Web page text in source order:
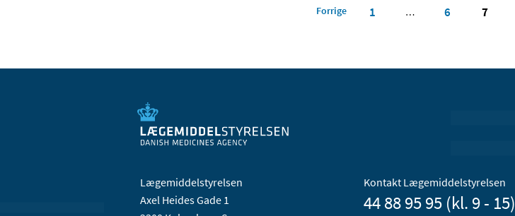
Forrige 1 … 6 7
Lægemiddelstyrelsen
Axel Heides Gade 1
Kontakt Lægemiddelstyrelsen
44 88 95 95 (kl. 9 - 15)